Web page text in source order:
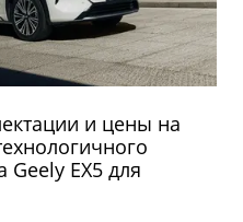
и цены на
Geely EX5 для